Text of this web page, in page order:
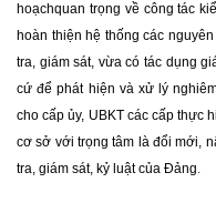
hoạchquan trọng về công tác
hoàn thiện hệ thống các
tra, giám sát, vừa có tác dụng
cứ để phát hiện và xử lý
cho cấp ủy, UBKT các cấp thực
cơ sở với trọng tâm là đổi mới,
tra, giám sát, kỷ luật của Đảng.